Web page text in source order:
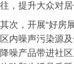
往，提升大众对居
其次，开展“好房
区内噪声污染源
降噪产品带进社